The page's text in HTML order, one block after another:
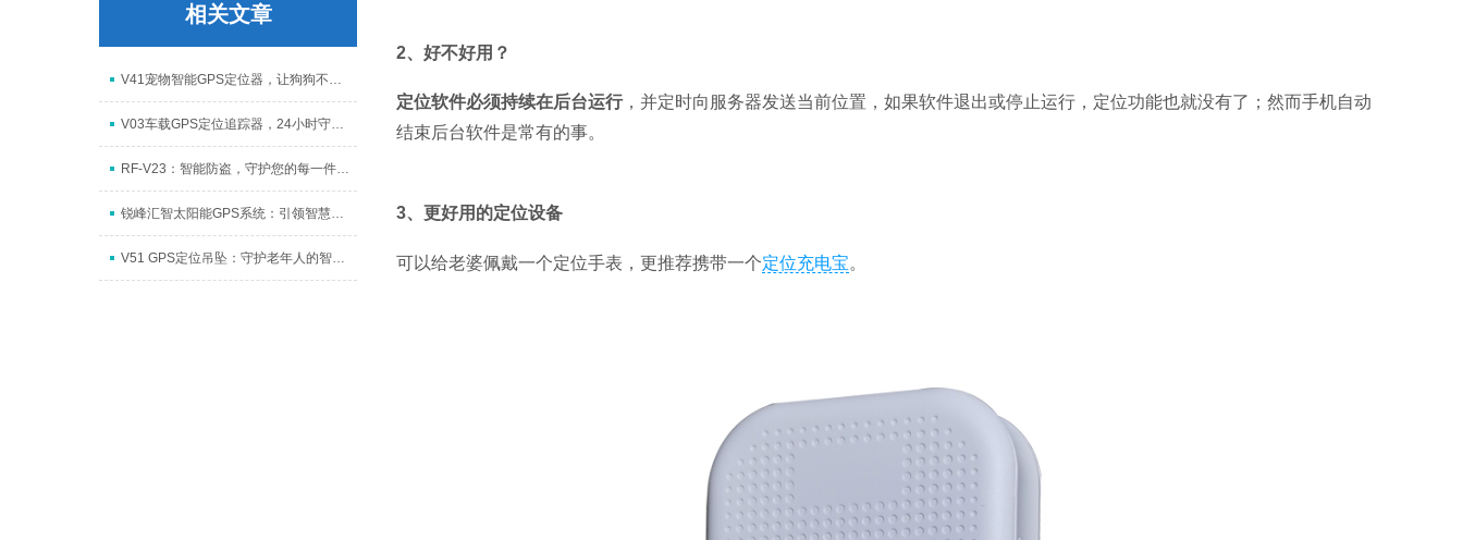
相关文章
V41宠物智能GPS定位器，让狗狗不再走丢
V03车载GPS定位追踪器，24小时守护您的爱
RF-V23：智能防盗，守护您的每一件珍贵物
锐峰汇智太阳能GPS系统：引领智慧牧场新
V51 GPS定位吊坠：守护老年人的智能小卫士
2、好不好用？
定位软件必须持续在后台运行，并定时向服务器发送当前位置，如果软件退出或停止运行，定位功能也就没有了；然而手机自动
结束后台软件是常有的事。
3、更好用的定位设备
可以给老婆佩戴一个定位手表，更推荐携带一个定位充电宝。